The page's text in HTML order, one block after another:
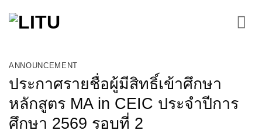
ANNOUNCEMENT
ประกาศรายชื่อผู้มีสิทธิ์เข้าศึกษา
หลักสูตร MA in CEIC ประจําปีการ
ศึกษา 2569 รอบที่ 2